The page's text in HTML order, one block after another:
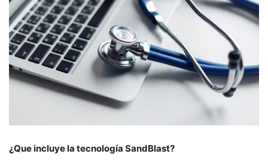
¿Que incluye la tecnología SandBlast?